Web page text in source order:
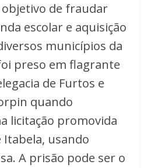
de fraudar
escolar e aquisição
municípios da
foi preso em flagrante
de Furtos e
quando
licitação promovida
usando
A prisão pode ser o